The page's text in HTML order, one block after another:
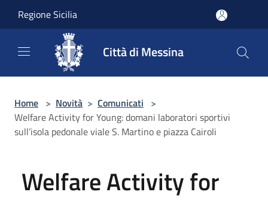
Regione Sicilia
Città di Messina
Home > Novità > Comunicati >
Welfare Activity for Young: domani laboratori sportivi
sull’isola pedonale viale S. Martino e piazza Cairoli
Welfare Activity for